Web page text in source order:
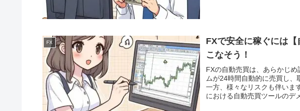
FX
FXで安全に稼ぐには
こなそう！
FXの自動売買は、あらかじ
ムが24時間自動的に売買し、
一方、様々なリスクも伴いま
における自動売買ツールのデ